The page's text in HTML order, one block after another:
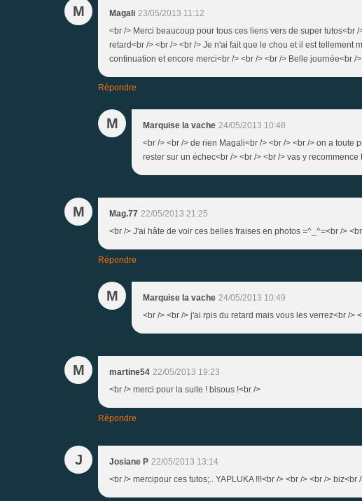
M Magali 23/05/2013 11:12
<br /> Merci beaucoup pour tous ces liens vers de super tutos<br
retard<br /> <br /> <br /> Je n'ai fait que le chou et il est tellement
continuation et encore merci<br /> <br /> <br /> Belle journée<br />
Répondre
M Marquise la vache 24/05/2013 10:48
<br /> <br /> de rien Magali<br /> <br /> <br /> on a toute
rester sur un échec<br /> <br /> <br /> vas y
M Mag.77 22/05/2013 21:25
<br /> J'ai hâte de voir ces belles fraises en photos =^_^=<br />
Répondre
M Marquise la vache 24/05/2013 10:49
<br /> <br /> j'ai rpis du retard mais vous les verrez<br />
M martine54 22/05/2013 19:23
<br /> merci pour la suite ! bisous !<br />
Répondre
J Josiane P 22/05/2013 13:14
<br /> mercipour ces tutos;.. YAPLUKA !!!<br /> <br /> <br /> biz<br